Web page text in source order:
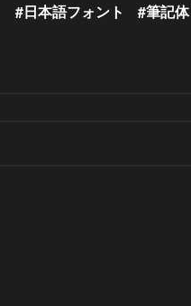
日本語フォント 筆記体